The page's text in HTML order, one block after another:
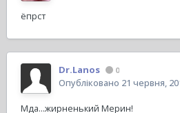
ёпрст
Dr.Lanos 0
Опубліковано 21 червня,
Мда...жирненький Мерин!